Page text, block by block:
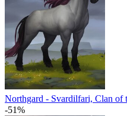
Northgard - Svardilfari, Clan of
-51%